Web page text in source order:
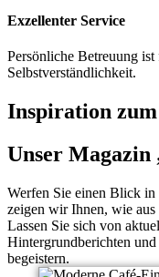
Exzellenter Service
Persönliche Betreuung
Selbstverständlichkeit.
Inspiration
Unser Magazin
Werfen Sie einen Blick in
zeigen wir Ihnen, wie
Lassen Sie sich von
Hintergrundberichten und
begeistern.